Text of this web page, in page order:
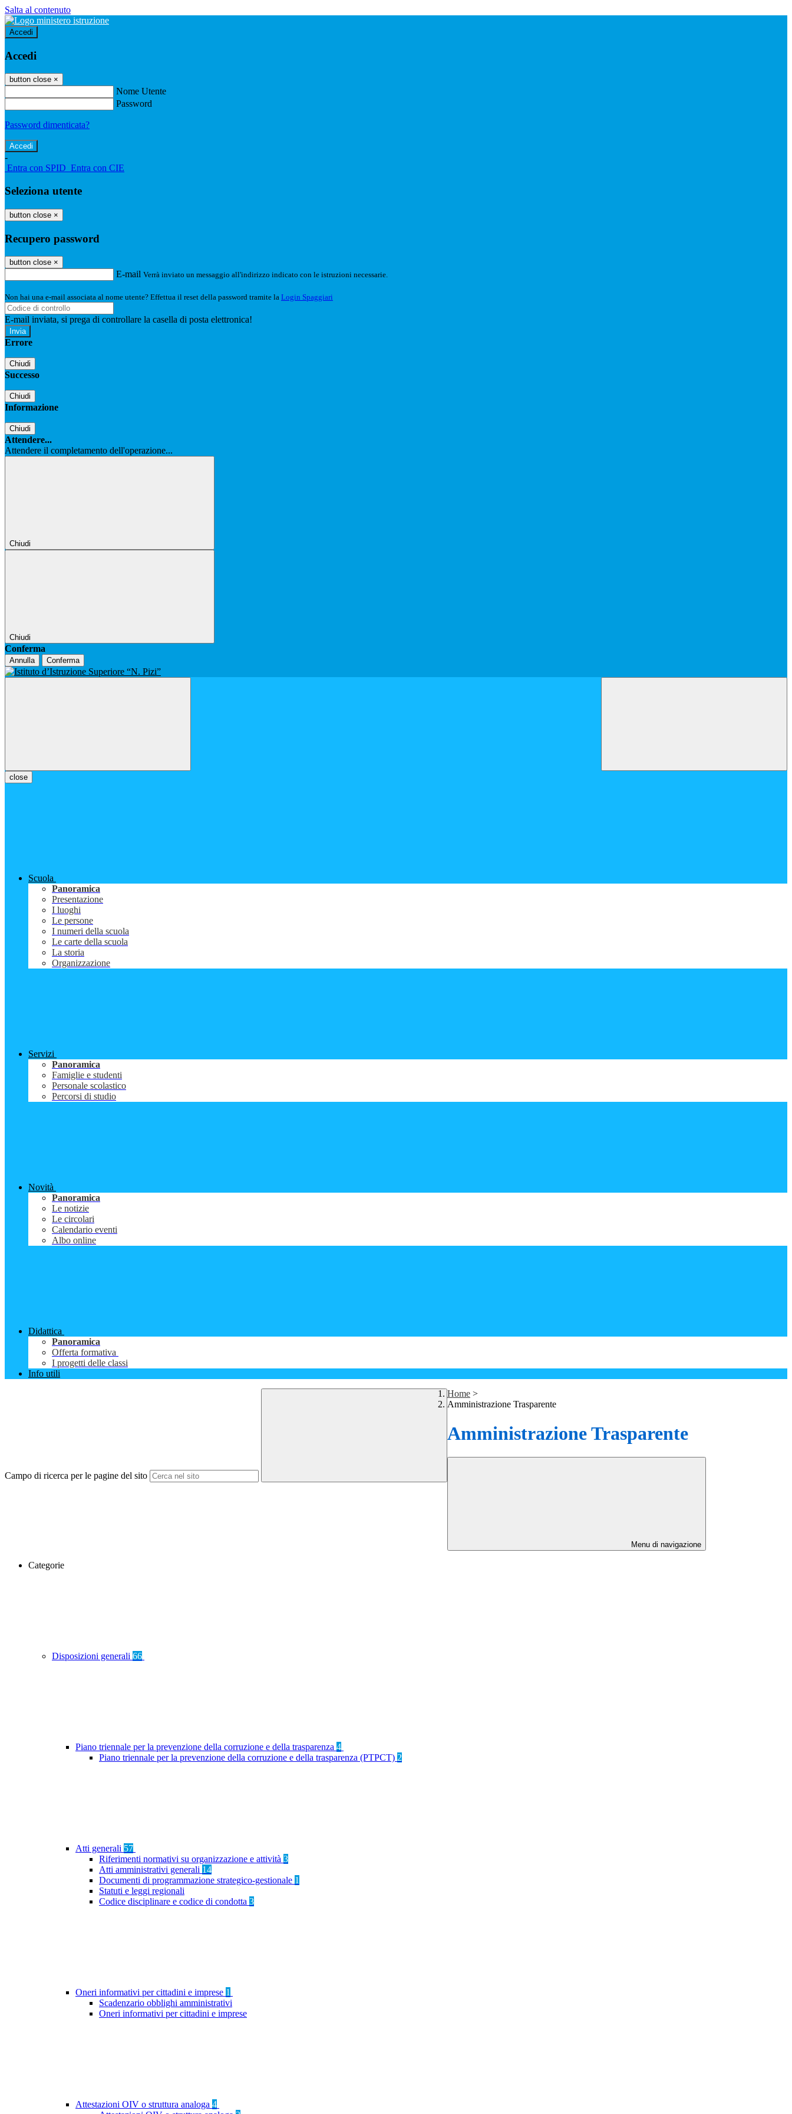
Salta al contenuto
Accedi
Accedi
button close ×
Nome Utente
Password
Password dimenticata?
-
Entra con SPID Entra con CIE
Seleziona utente
button close ×
Recupero password
button close ×
E-mail Verrà inviato un messaggio all'indirizzo indicato con le istruzioni necessarie.
Non hai una e-mail associata al nome utente? Effettua il reset della password tramite la Login Spaggiari
E-mail inviata, si prega di controllare la casella di posta elettronica!
Errore
Chiudi
Successo
Chiudi
Informazione
Chiudi
Attendere...
Attendere il completamento dell'operazione...
Chiudi
Chiudi
Conferma
Annulla Conferma
close
Scuola
Panoramica
Presentazione
I luoghi
Le persone
I numeri della scuola
Le carte della scuola
La storia
Organizzazione
Servizi
Panoramica
Famiglie e studenti
Personale scolastico
Percorsi di studio
Novità
Panoramica
Le notizie
Le circolari
Calendario eventi
Albo online
Didattica
Panoramica
Offerta formativa
I progetti delle classi
Info utili
Campo di ricerca per le pagine del sito
Home >
Amministrazione Trasparente
Amministrazione Trasparente
Menu di navigazione
Categorie
Disposizioni generali 66
Piano triennale per la prevenzione della corruzione e della trasparenza 4
Piano triennale per la prevenzione della corruzione e della trasparenza (PTPCT) 2
Atti generali 57
Riferimenti normativi su organizzazione e attività 3
Atti amministrativi generali 14
Documenti di programmazione strategico-gestionale 1
Statuti e leggi regionali
Codice disciplinare e codice di condotta 3
Oneri informativi per cittadini e imprese 1
Scadenzario obblighi amministrativi
Oneri informativi per cittadini e imprese
Attestazioni OIV o struttura analoga 4